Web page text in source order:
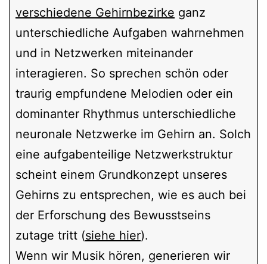
verschiedene Gehirnbezirke ganz
unterschiedliche Aufgaben wahrnehmen
und in Netzwerken miteinander
interagieren. So sprechen schön oder
traurig empfundene Melodien oder ein
dominanter Rhythmus unterschiedliche
neuronale Netzwerke im Gehirn an. Solch
eine aufgabenteilige Netzwerkstruktur
scheint einem Grundkonzept unseres
Gehirns zu entsprechen, wie es auch bei
der Erforschung des Bewusstseins
zutage tritt (siehe hier).
Wenn wir Musik hören, generieren wir